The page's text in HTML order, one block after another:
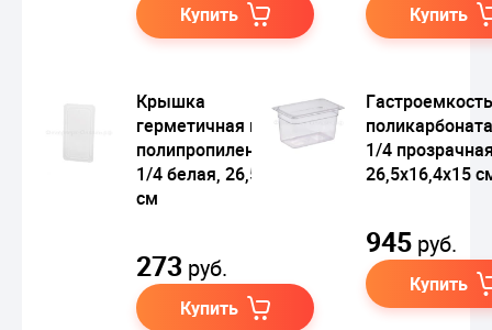
Купить Купить
Крышка
герметичная из
полипропилена GN
1/4 белая, 26,5х16,2
см
273 руб.
Купить
1/4
26,5х16,4х15
945 руб.
Купить